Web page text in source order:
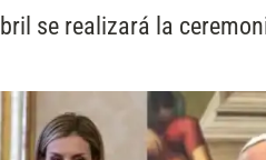
se realizará la